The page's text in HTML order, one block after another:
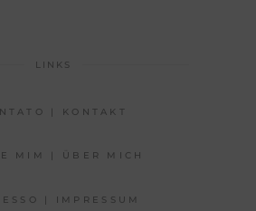
LINKS
| KONTAKT
MIM | ÜBER MICH
| IMPRESSUM